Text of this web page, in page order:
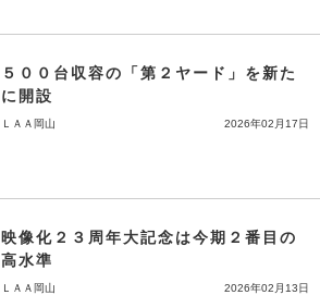
５００台収容の「第２ヤード」を新た
に開設
ＬＡＡ岡山 2026年02月17日
映像化２３周年大記念は今期２番目の
高水準
ＬＡＡ岡山 2026年02月13日